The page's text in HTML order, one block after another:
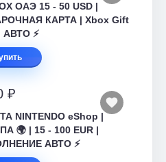
ОАЭ 15 - 50 USD |
КАРТА | Xbox Gift
АВТО ⚡
₽
NINTENDO eShop |
🌍 | 15 - 100 EUR |
АВТО ⚡